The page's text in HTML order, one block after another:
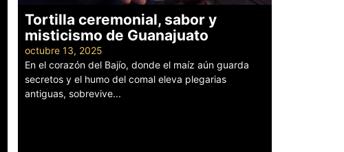
Tortilla ceremonial, sabor y
misticismo de Guanajuato
octubre 13, 2025
En el corazón del Bajío, donde el maíz aún guarda
secretos y el humo del comal eleva plegarias
antiguas, sobrevive...